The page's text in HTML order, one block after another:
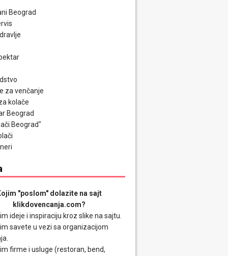
Beograd
za venčanje
kolače
Beograd
Beograd"
"poslom" dolazite na sajt
klikdovencanja.com?
ideje i inspiraciju kroz slike na sajtu.
savete u vezi sa organizacijom
firme i usluge (restoran, bend,